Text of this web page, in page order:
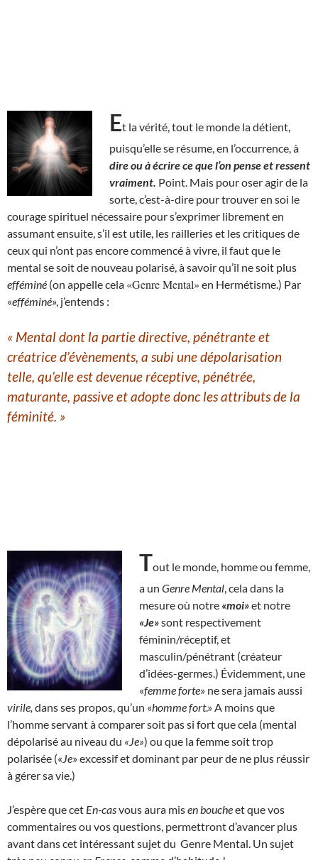
Et la vérité, tout le monde la détient,
puisqu’elle se résume, en l’occurrence, à
dire ou à écrire ce que l’on pense et ressent
vraiment. Point. Mais pour oser agir de la
sorte, c’est-à-dire pour trouver en soi le
courage spirituel nécessaire pour s’exprimer librement en
assumant ensuite, s’il est utile, les railleries et les critiques de
ceux qui n’ont pas encore commencé à vivre, il faut que le
mental se soit de nouveau polarisé, à savoir qu’il ne soit plus
efféminé (on appelle cela «Genre Mental» en Hermétisme.) Par
«efféminé», j’entends :
« Mental dont la partie directive, pénétrante et
créatrice d’évènements, a subi une dépolarisation
telle, qu’elle est devenueréceptive, pénétrée,
maturante, passiveet adopte donc les attributs de la
féminité. »
Tout le monde, homme ou femme,
a un Genre Mental , cela dans la
mesure où notre «moi»et notre
«Je»sont respectivement
féminin/réceptif, et
masculin/pénétrant (créateur
d’idées-germes.) Évidemment, une
«femme forte» ne sera jamais aussi
virile, dans ses propos, qu’un «homme fort.» A moins que
l’homme servant à comparer soit pas si fort que cela (mental
dépolarisé au niveau du «Je») ou que la femme soit trop
polarisée (« Je» excessif et dominant par peur de ne plus réussir
à gérer sa vie.)
J’espère que cet En-casvous aura misen boucheet que vos
commentaires ou vos questions, permettront d’avancer plus
avant dans cet intéressant sujet du Genre Mental. Un sujet